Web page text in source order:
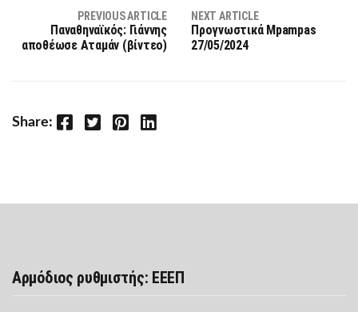
PREVIOUS ARTICLE
Παναθηναϊκός: Γιάννης
αποθέωσε Αταμάν (βίντεο)
NEXT ARTICLE
Προγνωστικά Mpampas
27/05/2024
Share: Facebook Twitter Pinterest LinkedIn
Αρμόδιος ρυθμιστής: ΕΕΕΠ